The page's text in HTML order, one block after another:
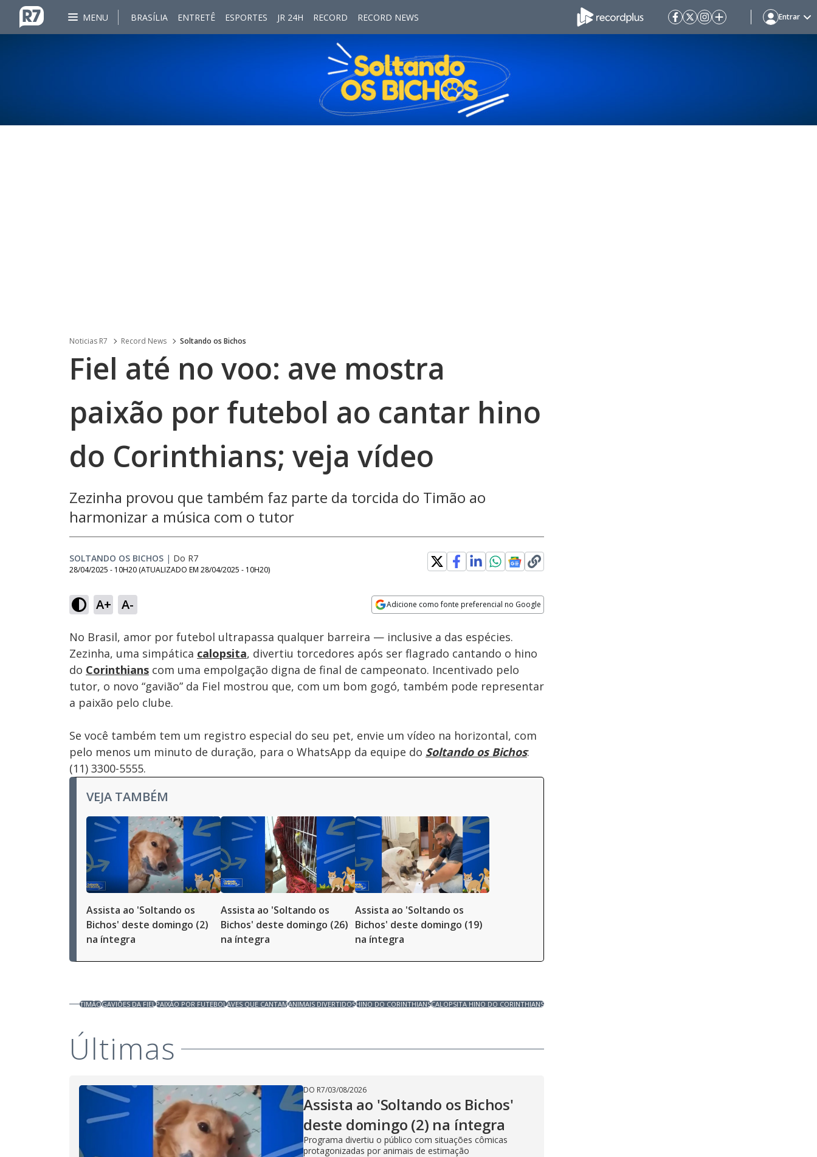
MENU BRASÍLIA ENTRETÊ ESPORTES JR 24H RECORD RECORD NEWS Entrar
Noticias R7 Record News Soltando os Bichos
Fiel até no voo: ave mostra
paixão por futebol ao cantar hino
do Corinthians; veja vídeo
Zezinha provou que também faz parte da torcida do Timão ao
harmonizar a música com o tutor
SOLTANDO OS BICHOS | Do R7
28/04/2025 - 10H20 (ATUALIZADO EM 28/04/2025 - 10H20)
A+ A- Adicione como fonte preferencial no Google
Bichos' deste domingo (2) na
íntegra
Ativar
Som
4.09%
Velocidade
No Brasil, amor por futebol ultrapassa qualquer barreira — inclusive a das espécies.
Zezinha, uma simpática calopsita, divertiu torcedores após ser flagrado cantando o hino
do Corinthians com uma empolgação digna de final de campeonato. Incentivado pelo
tutor, o novo “gavião” da Fiel mostrou que, com um bom gogó, também pode representar
a paixão pelo clube.
Se você também tem um registro especial do seu pet, envie um vídeo na horizontal, com
pelo menos um minuto de duração, para o WhatsApp da equipe do Soltando os Bichos:
(11) 3300-5555.
VEJA TAMBÉM
Assista ao 'Soltando os
Bichos' deste domingo (2)
na íntegra
Assista ao 'Soltando os
Bichos' deste domingo (26)
na íntegra
Assista ao 'Soltando os
Bichos' deste domingo (19)
na íntegra
TIMÃOGAVIÕES DA FIELPAIXÃO POR FUTEBOLAVES QUE CANTAMANIMAIS DIVERTIDOSHINO DO CORINTHIANSCALOPSITA HINO DO CORINTHIANS
Últimas
DO R7/03/08/2026
Assista ao 'Soltando os Bichos'
deste domingo (2) na íntegra
Programa divertiu o público com situações cômicas
protagonizadas por animais de estimação